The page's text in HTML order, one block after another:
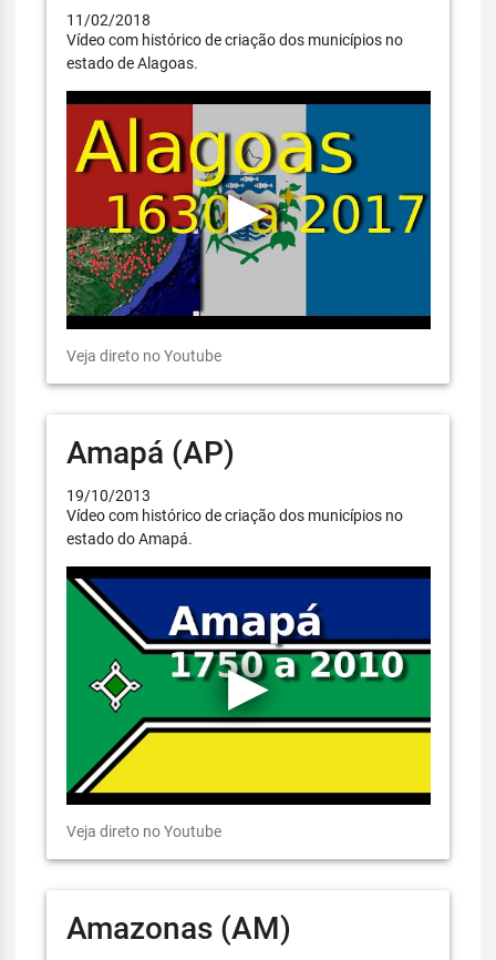
11/02/2018
Vídeo com histórico de criação dos municípios no
estado de Alagoas.
Veja direto no Youtube
Amapá (AP)
19/10/2013
Vídeo com histórico de criação dos municípios no
estado do Amapá.
Veja direto no Youtube
Amazonas (AM)